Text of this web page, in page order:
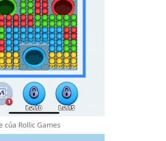
của Rollic Games